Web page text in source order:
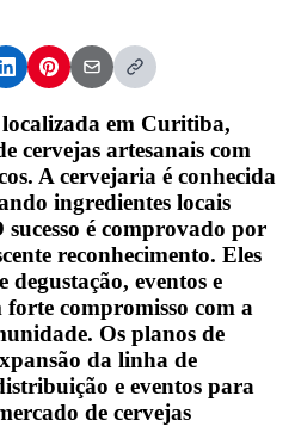
em Curitiba,
cervejas artesanais com
A cervejaria é conhecida
ingredientes locais
é comprovado por
reconhecimento. Eles
degustação, eventos e
compromisso com a
Os planos de
da linha de
e eventos para
de cervejas